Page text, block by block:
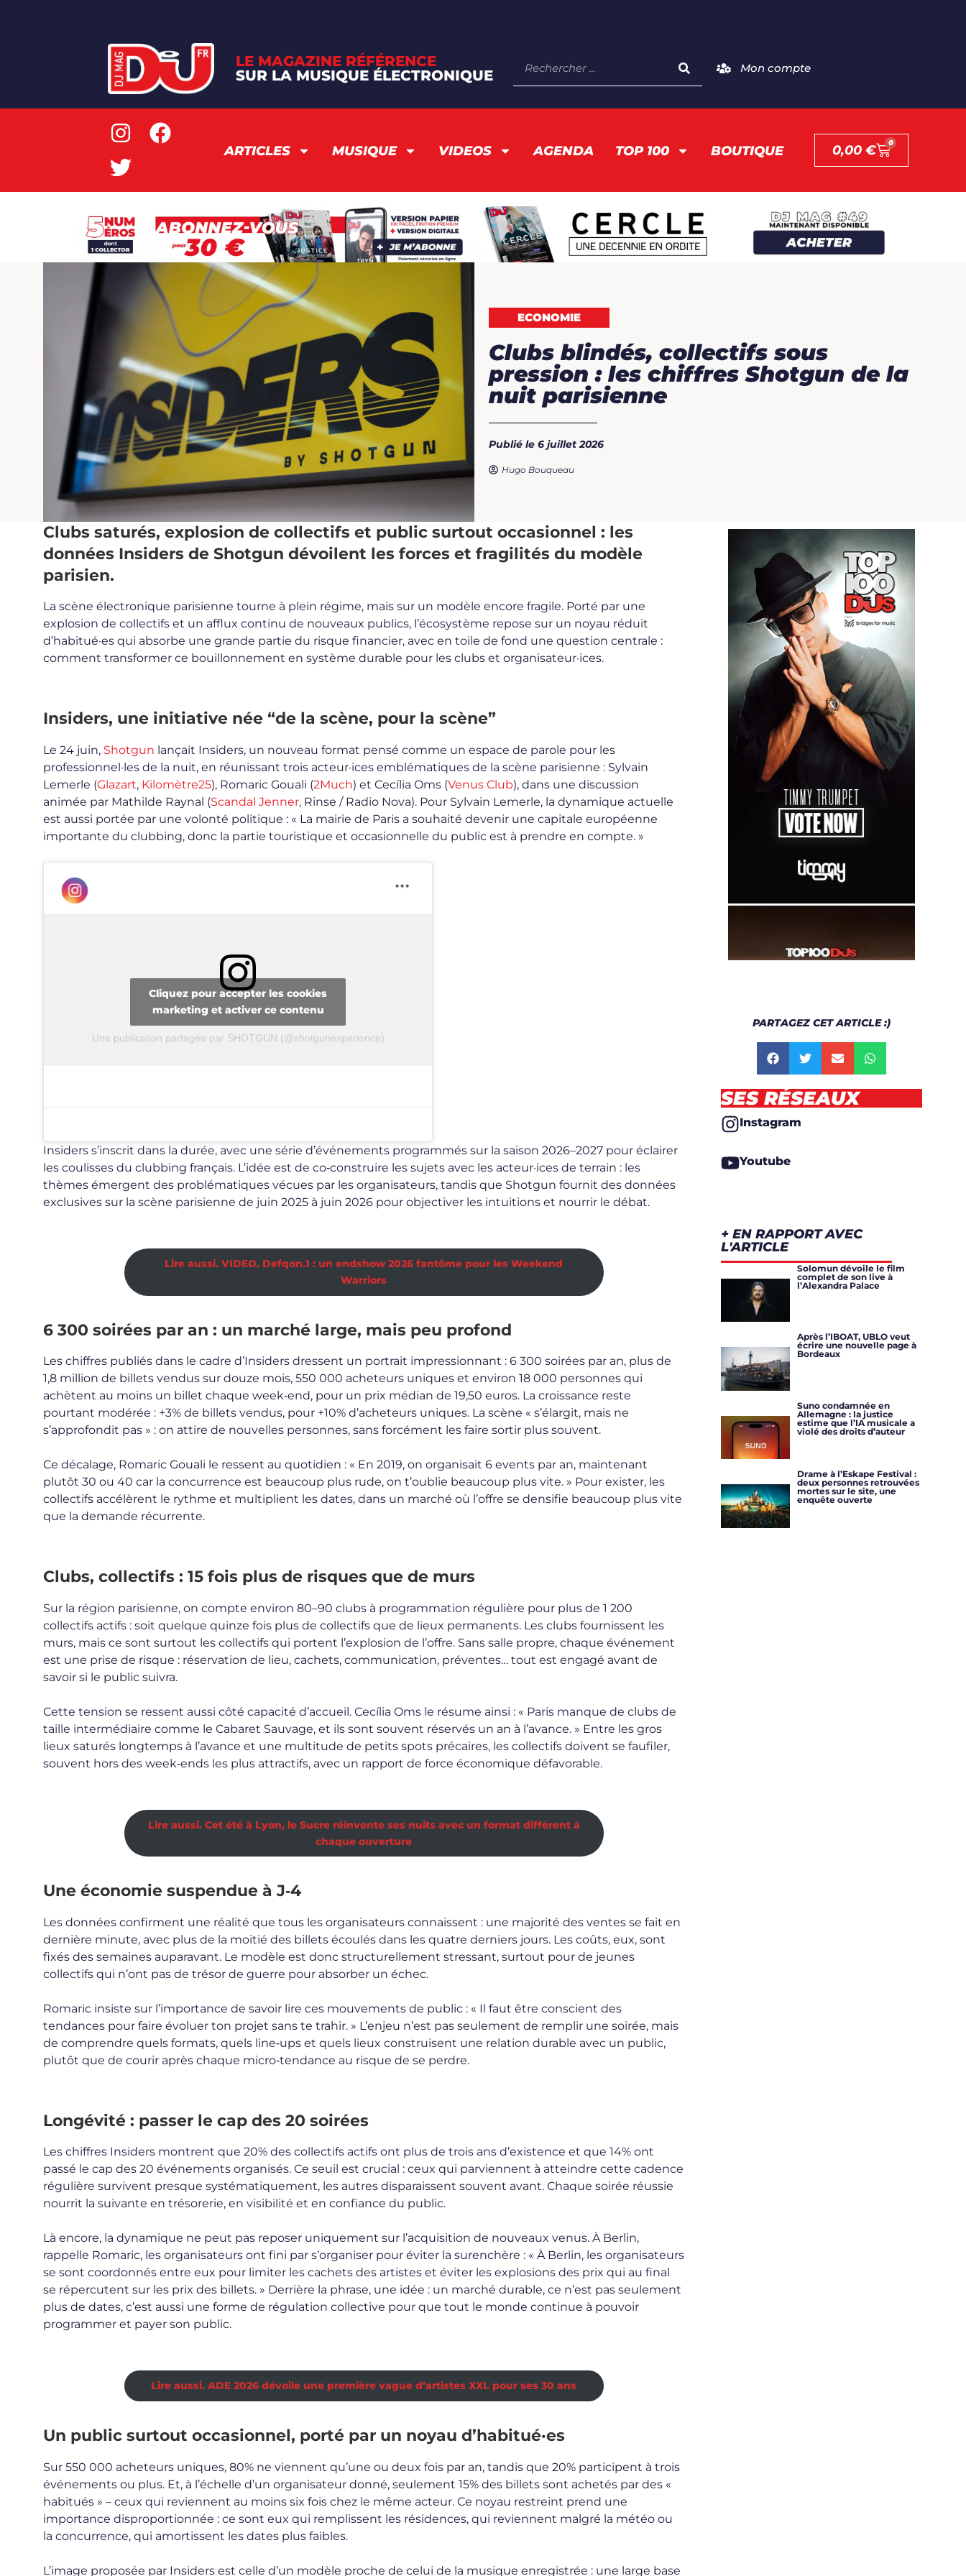
LE MAGAZINE RÉFÉRENCE
SUR LA MUSIQUE ÉLECTRONIQUE
Mon compte
ARTICLES MUSIQUE VIDEOS AGENDA TOP 100 BOUTIQUE 0,00€ 0
© Edouard Ecuyer
ECONOMIE
Clubs blindés, collectifs sous
pression : les chiffres Shotgun de la
nuit parisienne
Publié le 6 juillet 2026
Hugo Bouqueau
Clubs saturés, explosion de collectifs et public surtout occasionnel : les
données Insiders de Shotgun dévoilent les forces et fragilités du modèle
parisien.
La scène électronique parisienne tourne à plein régime, mais sur un modèle encore fragile. Porté par une
explosion de collectifs et un afflux continu de nouveaux publics, l’écosystème repose sur un noyau réduit
d’habitué·es qui absorbe une grande partie du risque financier, avec en toile de fond une question centrale :
comment transformer ce bouillonnement en système durable pour les clubs et organisateur·ices.
Insiders, une initiative née “de la scène, pour la scène”
Le 24 juin, Shotgun lançait Insiders, un nouveau format pensé comme un espace de parole pour les
professionnel·les de la nuit, en réunissant trois acteur·ices emblématiques de la scène parisienne : Sylvain
Lemerle (Glazart, Kilomètre25), Romaric Gouali (2Much) et Cecília Oms (Venus Club), dans une discussion
animée par Mathilde Raynal (Scandal Jenner, Rinse / Radio Nova). Pour Sylvain Lemerle, la dynamique actuelle
est aussi portée par une volonté politique : « La mairie de Paris a souhaité devenir une capitale européenne
importante du clubbing, donc la partie touristique et occasionnelle du public est à prendre en compte. »
Une publication partagée par SHOTGUN (@shotgunexperience)
Cliquez pour accepter les cookies
marketing et activer ce contenu
Insiders s’inscrit dans la durée, avec une série d’événements programmés sur la saison 2026–2027 pour éclairer
les coulisses du clubbing français. L’idée est de co‑construire les sujets avec les acteur·ices de terrain : les
thèmes émergent des problématiques vécues par les organisateurs, tandis que Shotgun fournit des données
exclusives sur la scène parisienne de juin 2025 à juin 2026 pour objectiver les intuitions et nourrir le débat.
Lire aussi. VIDEO. Defqon.1 : un endshow 2026 fantôme pour les Weekend
Warriors
6 300 soirées par an : un marché large, mais peu profond
Les chiffres publiés dans le cadre d’Insiders dressent un portrait impressionnant : 6 300 soirées par an, plus de
1,8 million de billets vendus sur douze mois, 550 000 acheteurs uniques et environ 18 000 personnes qui
achètent au moins un billet chaque week‑end, pour un prix médian de 19,50 euros. La croissance reste
pourtant modérée : +3% de billets vendus, pour +10% d’acheteurs uniques. La scène « s’élargit, mais ne
s’approfondit pas » : on attire de nouvelles personnes, sans forcément les faire sortir plus souvent.
Ce décalage, Romaric Gouali le ressent au quotidien : « En 2019, on organisait 6 events par an, maintenant
plutôt 30 ou 40 car la concurrence est beaucoup plus rude, on t’oublie beaucoup plus vite. » Pour exister, les
collectifs accélèrent le rythme et multiplient les dates, dans un marché où l’offre se densifie beaucoup plus vite
que la demande récurrente.
Clubs, collectifs : 15 fois plus de risques que de murs
Sur la région parisienne, on compte environ 80–90 clubs à programmation régulière pour plus de 1 200
collectifs actifs : soit quelque quinze fois plus de collectifs que de lieux permanents. Les clubs fournissent les
murs, mais ce sont surtout les collectifs qui portent l’explosion de l’offre. Sans salle propre, chaque événement
est une prise de risque : réservation de lieu, cachets, communication, préventes… tout est engagé avant de
savoir si le public suivra.
Cette tension se ressent aussi côté capacité d’accueil. Cecília Oms le résume ainsi : « Paris manque de clubs de
taille intermédiaire comme le Cabaret Sauvage, et ils sont souvent réservés un an à l’avance. » Entre les gros
lieux saturés longtemps à l’avance et une multitude de petits spots précaires, les collectifs doivent se faufiler,
souvent hors des week‑ends les plus attractifs, avec un rapport de force économique défavorable.
Lire aussi. Cet été à Lyon, le Sucre réinvente ses nuits avec un format différent à
chaque ouverture
Une économie suspendue à J‑4
Les données confirment une réalité que tous les organisateurs connaissent : une majorité des ventes se fait en
dernière minute, avec plus de la moitié des billets écoulés dans les quatre derniers jours. Les coûts, eux, sont
fixés des semaines auparavant. Le modèle est donc structurellement stressant, surtout pour de jeunes
collectifs qui n’ont pas de trésor de guerre pour absorber un échec.
Romaric insiste sur l’importance de savoir lire ces mouvements de public : « Il faut être conscient des
tendances pour faire évoluer ton projet sans te trahir. » L’enjeu n’est pas seulement de remplir une soirée, mais
de comprendre quels formats, quels line‑ups et quels lieux construisent une relation durable avec un public,
plutôt que de courir après chaque micro‑tendance au risque de se perdre.
Longévité : passer le cap des 20 soirées
Les chiffres Insiders montrent que 20% des collectifs actifs ont plus de trois ans d’existence et que 14% ont
passé le cap des 20 événements organisés. Ce seuil est crucial : ceux qui parviennent à atteindre cette cadence
régulière survivent presque systématiquement, les autres disparaissent souvent avant. Chaque soirée réussie
nourrit la suivante en trésorerie, en visibilité et en confiance du public.
Là encore, la dynamique ne peut pas reposer uniquement sur l’acquisition de nouveaux venus. À Berlin,
rappelle Romaric, les organisateurs ont fini par s’organiser pour éviter la surenchère : « À Berlin, les organisateurs
se sont coordonnés entre eux pour limiter les cachets des artistes et éviter les explosions des prix qui au final
se répercutent sur les prix des billets. » Derrière la phrase, une idée : un marché durable, ce n’est pas seulement
plus de dates, c’est aussi une forme de régulation collective pour que tout le monde continue à pouvoir
programmer et payer son public.
Lire aussi. ADE 2026 dévoile une première vague d’artistes XXL pour ses 30 ans
Un public surtout occasionnel, porté par un noyau d’habitué·es
Sur 550 000 acheteurs uniques, 80% ne viennent qu’une ou deux fois par an, tandis que 20% participent à trois
événements ou plus. Et, à l’échelle d’un organisateur donné, seulement 15% des billets sont achetés par des «
habitués » – ceux qui reviennent au moins six fois chez le même acteur. Ce noyau restreint prend une
importance disproportionnée : ce sont eux qui remplissent les résidences, qui reviennent malgré la météo ou
la concurrence, qui amortissent les dates plus faibles.
L’image proposée par Insiders est celle d’un modèle proche de celui de la musique enregistrée : une large base
PARTAGEZ CET ARTICLE :)
SES RÉSEAUX
Instagram
Youtube
+ EN RAPPORT AVEC
L'ARTICLE
Solomun dévoile le film
complet de son live à
l’Alexandra Palace
Après l’IBOAT, UBLO veut
écrire une nouvelle page à
Bordeaux
Suno condamnée en
Allemagne : la justice
estime que l’IA musicale a
violé des droits d’auteur
Drame à l’Eskape Festival :
deux personnes retrouvées
mortes sur le site, une
enquête ouverte